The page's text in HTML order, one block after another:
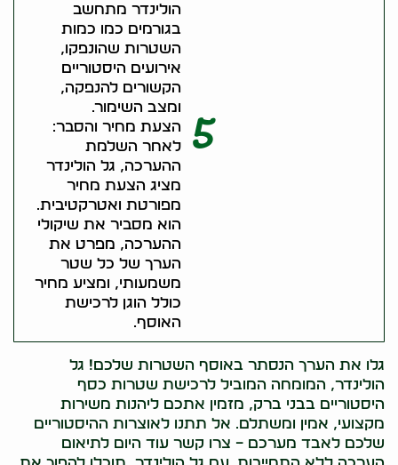
הולינדר מתחשב
בגורמים כמו כמות
השטרות שהונפקו,
אירועים היסטוריים
הקשורים להנפקה,
ומצב השימור.
5
הצעת מחיר והסבר:
לאחר השלמת
ההערכה, גל הולינדר
מציג הצעת מחיר
מפורטת ואטרקטיבית.
הוא מסביר את שיקולי
ההערכה, מפרט את
הערך של כל שטר
משמעותי, ומציע מחיר
כולל הוגן לרכישת
האוסף.
גלו את הערך הנסתר באוסף השטרות שלכם! גל
הולינדר, המומחה המוביל לרכישת שטרות כסף
היסטוריים בבני ברק, מזמין אתכם ליהנות משירות
מקצועי, אמין ומשתלם. אל תתנו לאוצרות ההיסטוריים
שלכם לאבד מערכם – צרו קשר עוד היום לתיאום